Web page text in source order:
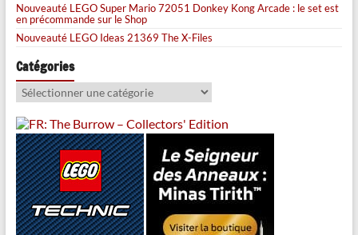
Nouveauté LEGO Super Mario 72051 Donkey Kong Arcade : le set est
en précommande sur le Shop
Nouveauté LEGO Ideas 21369 The X-Files
Catégories
Catégories